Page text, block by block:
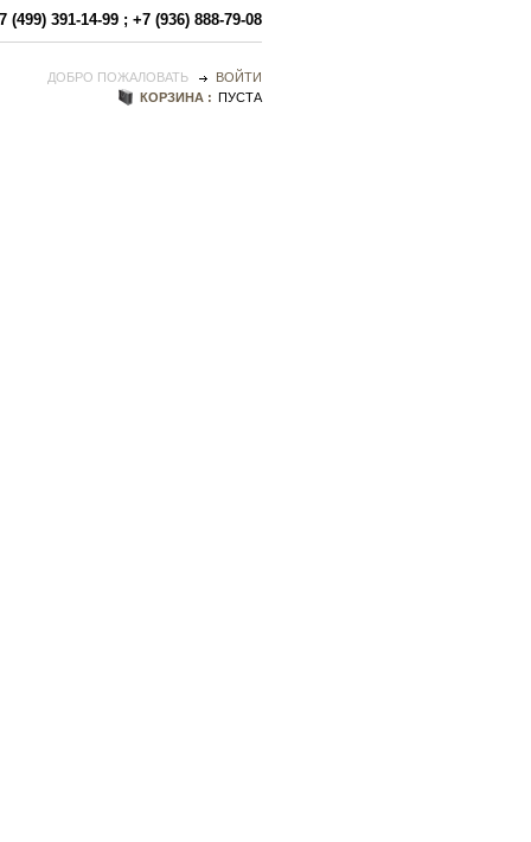
(499) 391-14-99 ; +7 (936) 888-79-08
ДОБРО ПОЖАЛОВАТЬ
ВОЙТИ
КОРЗИНА :
ПУСТА